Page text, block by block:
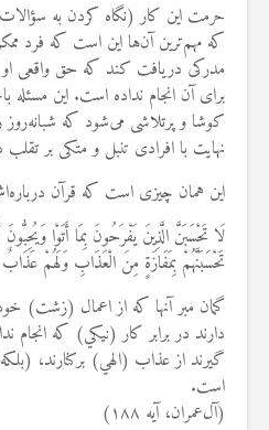
حرمت این کار (نگاه کردن به سؤالات
که مهم‌ترین آن‌ها این است که فرد
مدرکی دریافت کند که حق واقعی
برای آن انجام نداده است. این
کوشا و پرتلاشی می‌شود که
نهایت با افرادی تنبل و متکی بر
این همان چیزی است که قرآن
لَا تَحْسَبَنَّ الَّذِينَ يَفْرَحُونَ بِمَا أَتَوْا وَيُحِبُّونَ
تَحْسَبَنَّهُمْ بِمَفَازَةٍ مِنَ الْعَذَابِ وَلَهُمْ عَذَابٌ
گمان مبر آنها كه از اعمال (زشت)
دارند در برابر كار (نيكي) كه انجام
گيرند از عذاب (الهي) بركنارند،
است.
(آل‌عمران، آیه ۱۸۸)